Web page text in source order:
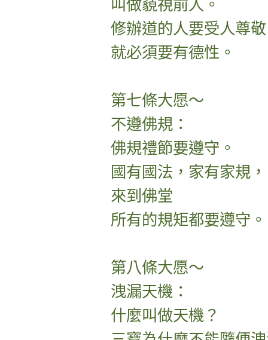
叫做藐視前人。
修辦道的人要受人尊
就必須要有德性。
第七條大愿～
不遵佛規：
佛規禮節要遵守。
國有國法，家有家規，
來到佛堂
所有的規矩都要遵守。
第八條大愿～
洩漏天機：
什麼叫做天機？